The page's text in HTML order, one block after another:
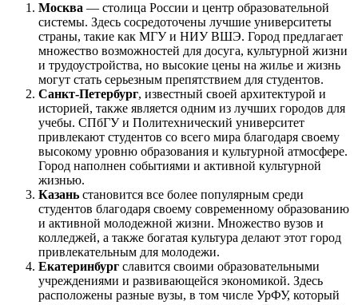
Москва — столица России и центр образовательной
системы. Здесь сосредоточены лучшие университеты
страны, такие как МГУ и НИУ ВШЭ. Город предлагает
множество возможностей для досуга, культурной жизни
и трудоустройства, но высокие цены на жилье и жизнь
могут стать серьезным препятствием для студентов.
Санкт-Петербург, известный своей архитектурой и
историей, также является одним из лучших городов для
учебы. СПбГУ и Политехнический университет
привлекают студентов со всего мира благодаря своему
высокому уровню образования и культурной атмосфере.
Город наполнен событиями и активной культурной
жизнью.
Казань становится все более популярным среди
студентов благодаря своему современному образованию
и активной молодежной жизни. Множество вузов и
колледжей, а также богатая культура делают этот город
привлекательным для молодежи.
Екатеринбург славится своими образовательными
учреждениями и развивающейся экономикой. Здесь
расположены разные вузы, в том числе УрФУ, который